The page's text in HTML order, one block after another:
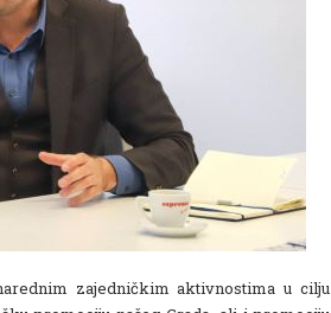
zajedničkim aktivnostima u cilju